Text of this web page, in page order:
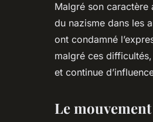
Malgré son caractère
du nazisme dans les
ont condamné
malgré ces difficultés,
et continue
Le